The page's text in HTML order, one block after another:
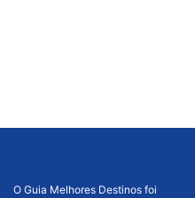
O Guia Melhores Destinos foi